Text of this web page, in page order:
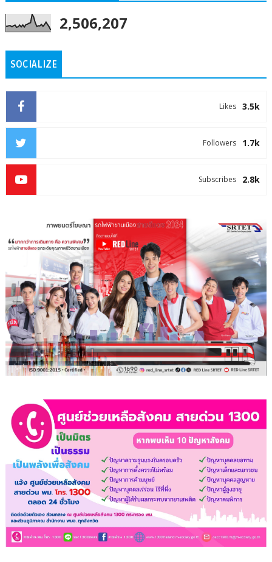
2,506,207
SOCIALIZE
3.5k
Likes
1.7k
Followers
2.8k
Subscribes